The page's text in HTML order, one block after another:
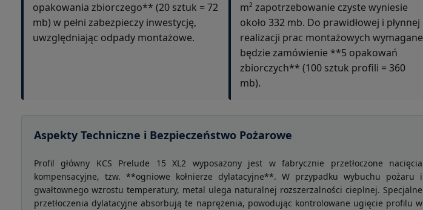
opakowania zbiorczego** (20 sztuk = 72
mb) w pełni zabezpieczy inwestycję,
uwzględniając odpady montażowe.
m² zapotrzebowanie czyste wyniesie
około 332 mb. Do prawidłowej i płynnej
realizacji prac montażowych wymagane
będzie zamówienie **5 opakowań
zbiorczych** (100 sztuk profili = 360
mb).
Aspekty Techniczne i Bezpieczeństwo Pożarowe
Profil główny KCS Prelude 15 XL2 wyposażony jest w fabrycznie przetłoczone nacięcia
kompensacyjne, tzw. **ogniowe kołnierze dylatacyjne**. W przypadku wybuchu pożaru i
gwałtownego wzrostu temperatury, metal ulega naturalnej rozszerzalności cieplnej. Specjalne
przetłoczenia dylatacyjne absorbują te naprężenia, powodując kontrolowane ugięcie profilu w